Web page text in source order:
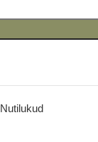
Nutilukud